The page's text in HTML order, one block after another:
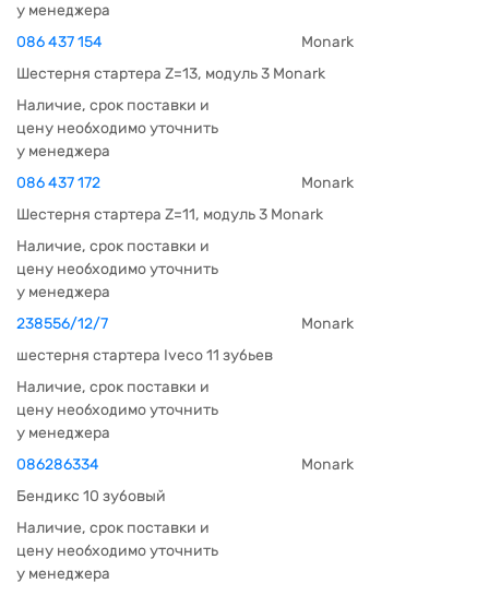
у менеджера
086 437 154
Monark
Шестерня стартера Z=13, модуль 3 Monark
Наличие, срок поставки и
цену необходимо уточнить
у менеджера
086 437 172
Monark
Шестерня стартера Z=11, модуль 3 Monark
Наличие, срок поставки и
цену необходимо уточнить
у менеджера
238556/12/7
Monark
шестерня стартера Iveco 11 зубьев
Наличие, срок поставки и
цену необходимо уточнить
у менеджера
086286334
Monark
Бендикс 10 зубовый
Наличие, срок поставки и
цену необходимо уточнить
у менеджера